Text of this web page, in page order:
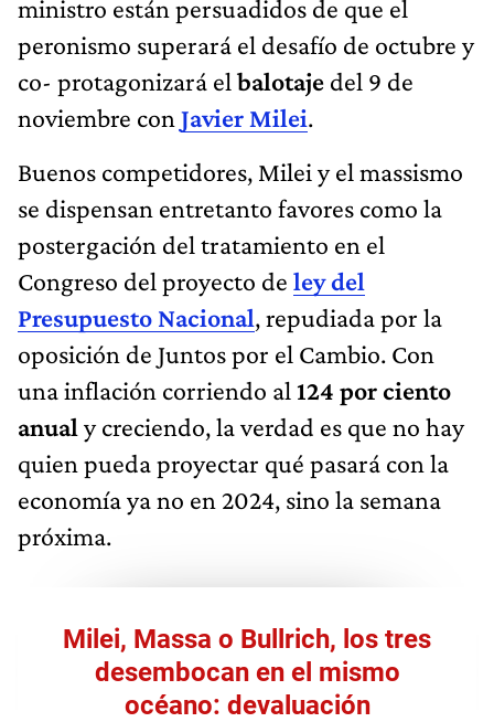
ministro están persuadidos de que el
peronismo superará el desafío de octubre y
co- protagonizará el balotaje del 9 de
noviembre con Javier Milei.
Buenos competidores, Milei y el massismo
se dispensan entretanto favores como la
postergación del tratamiento en el
Congreso del proyecto de ley del
Presupuesto Nacional, repudiada por la
oposición de Juntos por el Cambio. Con
una inflación corriendo al 124 por ciento
anual y creciendo, la verdad es que no hay
quien pueda proyectar qué pasará con la
economía ya no en 2024, sino la semana
próxima.
Milei, Massa o Bullrich, los tres
desembocan en el mismo
océano: devaluación